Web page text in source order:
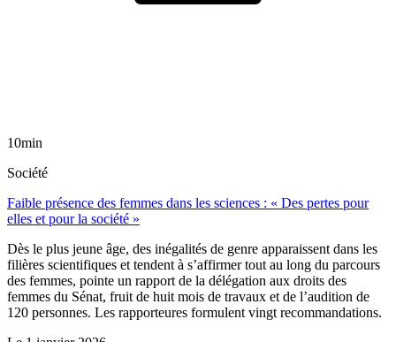
10min
Société
Faible présence des femmes dans les sciences : « Des pertes pour
elles et pour la société »
Dès le plus jeune âge, des inégalités de genre apparaissent dans les
filières scientifiques et tendent à s’affirmer tout au long du parcours
des femmes, pointe un rapport de la délégation aux droits des
femmes du Sénat, fruit de huit mois de travaux et de l’audition de
120 personnes. Les rapporteures formulent vingt recommandations.